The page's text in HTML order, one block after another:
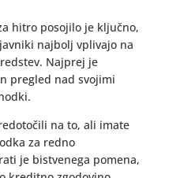
hitro posojilo je ključno,
najbolj vplivajo na
Najprej je
pregled nad svojimi
na to, ali imate
za redno
je bistvenega pomena,